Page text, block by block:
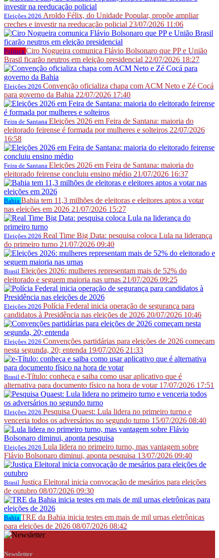
Eleições 2026 Aroldo Félix, do Unidade Popular, propõe ampliar
creches e investir na reeducação policial 23/07/2026 11:06
Política Ciro Nogueira comunica Flávio Bolsonaro que PP e União
Brasil ficarão neutros em eleição presidencial 22/07/2026 18:27
Eleições 2026 Convenção oficializa chapa com ACM Neto e Zé Cocá
para governo da Bahia 22/07/2026 17:40
Feira de Santana Eleições 2026 em Feira de Santana: maioria do
eleitorado feirense é formada por mulheres e solteiros 22/07/2026
16:58
Feira de Santana Eleições 2026 em Feira de Santana: maioria do
eleitorado feirense concluiu ensino médio 21/07/2026 16:37
Bahia Bahia tem 11,3 milhões de eleitoras e eleitores aptos a votar
nas eleições em 2026 21/07/2026 15:27
Eleições 2026 Real Time Big Data: pesquisa coloca Lula na liderança
do primeiro turno 21/07/2026 09:40
Brasil Eleições 2026: mulheres representam mais de 52% do
eleitorado e seguem maioria nas urnas 21/07/2026 09:25
Eleições 2026 Polícia Federal inicia operação de segurança para
candidatos à Presidência nas eleições de 2026 20/07/2026 10:46
Eleições 2026 Convenções partidárias para eleições de 2026 começam
nesta segunda, 20; entenda 19/07/2026 21:33
Brasil e-Título: conheça e saiba como usar aplicativo que é
alternativa para documento físico na hora de votar 17/07/2026 17:51
Eleições 2026 Pesquisa Quaest: Lula lidera no primeiro turno e
venceria todos os adversários no segundo turno 15/07/2026 08:40
Eleições 2026 Lula lidera no primeiro turno, mas vantagem sobre
Flávio Bolsonaro diminui, aponta pesquisa 13/07/2026 09:40
Brasil Justiça Eleitoral inicia convocação de mesários para eleições
de outubro 08/07/2026 09:30
Bahia TRE da Bahia inicia testes em mais de mil urnas eletrônicas
para eleições de 2026 08/07/2026 08:42
Newsletter